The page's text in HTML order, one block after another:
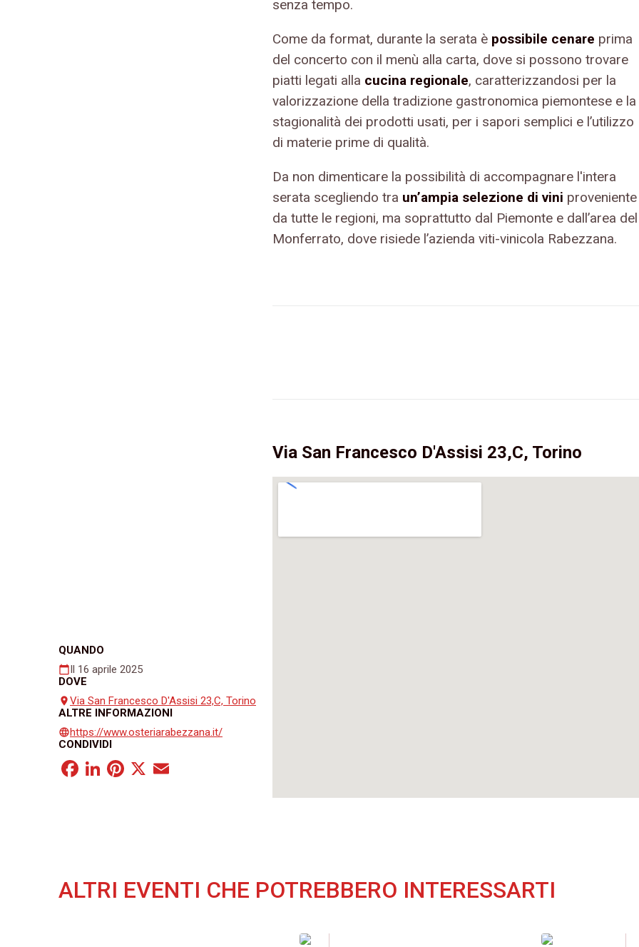
QUANDO
calendar_todayIl 16 aprile 2025
DOVE
placeVia San Francesco D'Assisi 23,C, Torino
ALTRE INFORMAZIONI
languagehttps://www.osteriarabezzana.it/
CONDIVIDI
Facebook
LinkedIn
Pinterest
X
senza tempo.
Come da format, durante la serata è possibile cenare prima
del concerto con il menù alla carta, dove si possono trovare
piatti legati alla cucina regionale, caratterizzandosi per la
valorizzazione della tradizione gastronomica piemontese e la
stagionalità dei prodotti usati, per i sapori semplici e l’utilizzo
di materie prime di qualità.
Da non dimenticare la possibilità di accompagnare l'intera
serata scegliendo tra un’ampia selezione di vini proveniente
da tutte le regioni, ma soprattutto dal Piemonte e dall’area del
Monferrato, dove risiede l’azienda viti-vinicola Rabezzana.
Via San Francesco D'Assisi 23,C, Torino
ALTRI EVENTI CHE POTREBBERO INTERESSARTI